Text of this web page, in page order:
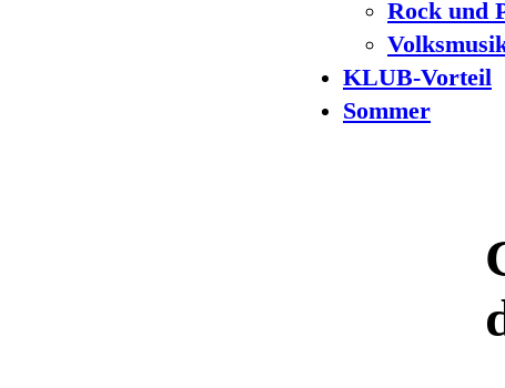
Rock und
KLUB-Vorteil
Sommer